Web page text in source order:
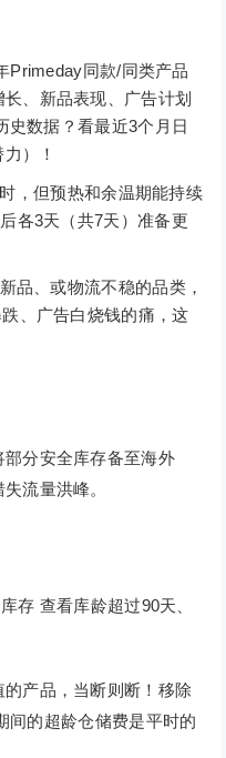
Primeday同款/同类产品
、新品表现、广告计划
史数据？看最近3个月日
）！
，但预热和余温期能持续
各3天（共7天）准备更
品、或物流不稳的品类，
、广告白烧钱的痛，这
分安全库存备至海外
流量洪峰。
存 查看库龄超过90天、
产品，当断则断！移除
间的超龄仓储费是平时的